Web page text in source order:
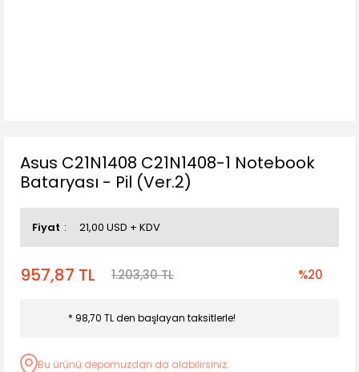
Asus C21N1408 C21N1408-1 Notebook
Bataryası - Pil (Ver.2)
Fiyat 21,00 USD + KDV
957,87 TL 1.203,30 TL %20
* 98,70 TL den başlayan taksitlerle!
Bu ürünü depomuzdan da alabilirsiniz.